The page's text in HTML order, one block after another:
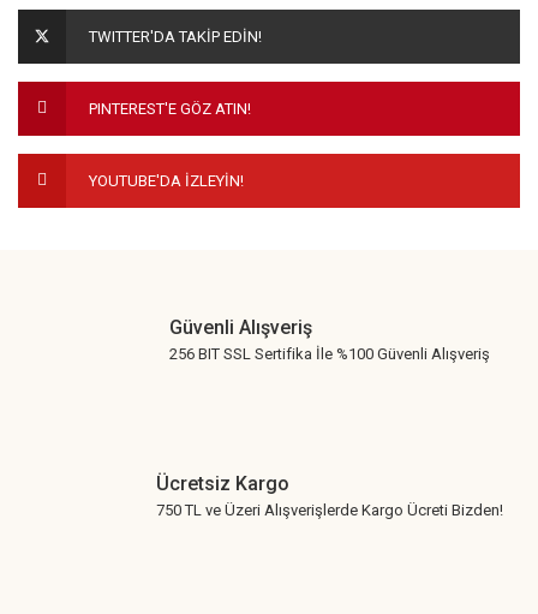
Ürün açıklamasında eksik bilgiler bulunuyor.
Ürün fiyatı diğer sitelerden daha pahalı.
Bu ürüne benzer farklı alternatifler olmalı.
TWITTER'DA TAKİP EDİN!
PINTEREST'E GÖZ ATIN!
YOUTUBE'DA İZLEYİN!
Güvenli Alışveriş
256 BIT SSL Sertifika İle %100 Güvenli Alışveriş
Ücretsiz Kargo
750 TL ve Üzeri Alışverişlerde Kargo Ücreti Bizden!